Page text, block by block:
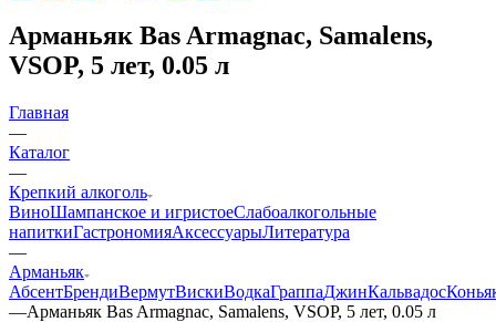
Арманьяк Bas Armagnac, Samalens,
VSOP, 5 лет, 0.05 л
Главная
—
Каталог
—
Крепкий алкоголь
ВиноШампанское и игристоеСлабоалкогольные
напиткиГастрономияАксессуарыЛитература
—
Арманьяк
АбсентБрендиВермутВискиВодкаГраппаДжинКальвадос
—Арманьяк Bas Armagnac, Samalens, VSOP, 5 лет, 0.05 л